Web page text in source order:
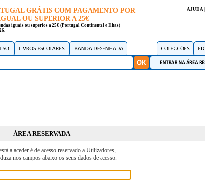
GRÁTIS COM PAGAMENTO POR
OU SUPERIOR A 25€
iguais ou superios a 25€ (Portugal Continental e Ilhas)
AJUDA|
ÁREA RESERVADA
a aceder é de acesso reservado a Utilizadores,
nos campos abaixo os seus dados de acesso.